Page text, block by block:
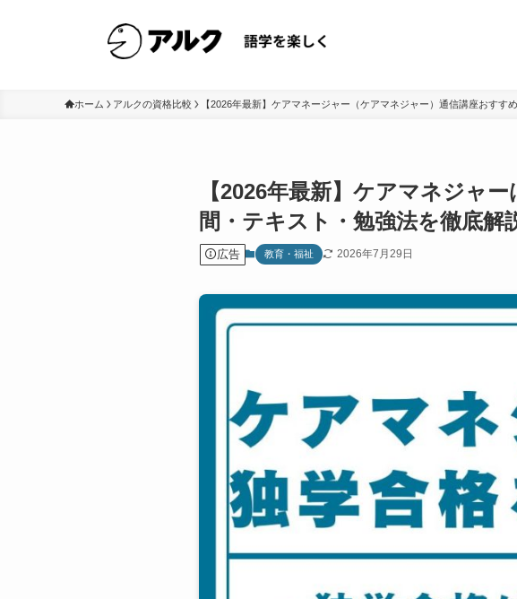
ホーム アルクの資格比較 【2026年最新】ケアマネージャー（ケアマネジャー）通信講座おすす
【2026年最新】ケアマネジャ
間・テキスト・勉強法を徹底解
広告 教育・福祉 2026年7月29日